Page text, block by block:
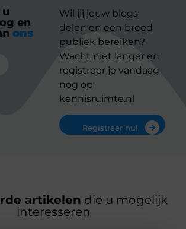
en
ons
Wil jij jouw blogs
delen en een breed
publiek bereiken?
Wacht niet langer en
registreer je vandaag
nog op
kennisruimte.nl
Registreer nu!
artikelen die u mogelijk
interesseren